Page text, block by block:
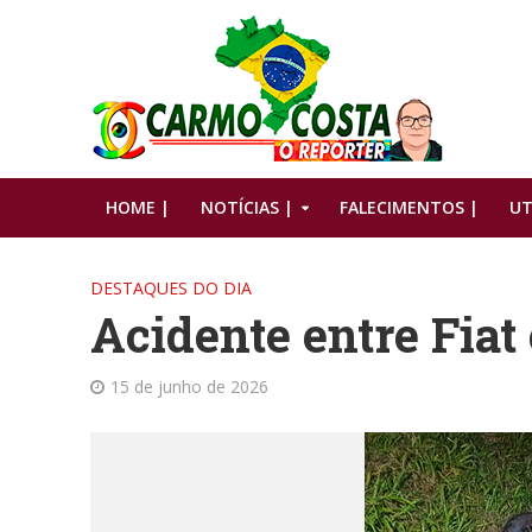
HOME | NOTÍCIAS | FALECIMENTOS |
DESTAQUES DO DIA
Acidente entre Fiat
15 de junho de 2026